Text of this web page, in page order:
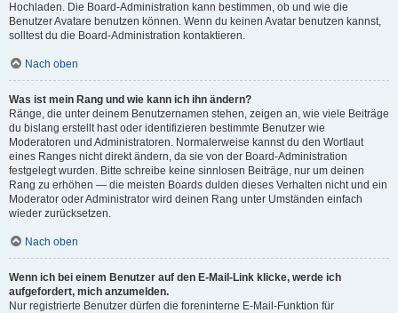
Hochladen. Die Board-Administration kann bestimmen, ob und wie die
Benutzer Avatare benutzen können. Wenn du keinen Avatar benutzen kannst,
solltest du die Board-Administration kontaktieren.
Nach oben
Was ist mein Rang und wie kann ich ihn ändern?
Ränge, die unter deinem Benutzernamen stehen, zeigen an, wie viele Beiträge
du bislang erstellt hast oder identifizieren bestimmte Benutzer wie
Moderatoren und Administratoren. Normalerweise kannst du den Wortlaut
eines Ranges nicht direkt ändern, da sie von der Board-Administration
festgelegt wurden. Bitte schreibe keine sinnlosen Beiträge, nur um deinen
Rang zu erhöhen — die meisten Boards dulden dieses Verhalten nicht und ein
Moderator oder Administrator wird deinen Rang unter Umständen einfach
wieder zurücksetzen.
Nach oben
Wenn ich bei einem Benutzer auf den E-Mail-Link klicke, werde ich
aufgefordert, mich anzumelden.
Nur registrierte Benutzer dürfen die foreninterne E-Mail-Funktion für